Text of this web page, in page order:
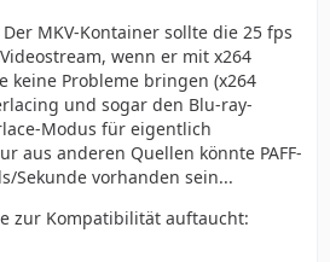
MKV-Kontainer sollte die 25 fps
wenn er mit x264
keine Probleme bringen (x264
und sogar den Blu-ray-
Modus für eigentlich
aus anderen Quellen könnte PAFF-
Sekunde vorhanden sein...
zur Kompatibilität auftaucht: